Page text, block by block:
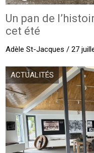
Un pan de
cet été
Adèle St-Jacques / 27
ACTUALITÉS